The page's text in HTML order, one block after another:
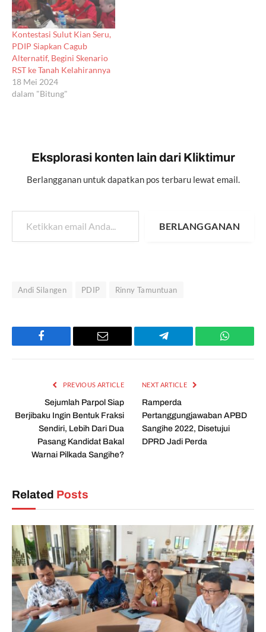
Kontestasi Sulut Kian Seru,
PDIP Siapkan Cagub
Alternatif, Begini Skenario
RST ke Tanah Kelahirannya
18 Mei 2024
dalam "Bitung"
Eksplorasi konten lain dari Kliktimur
Berlangganan untuk dapatkan pos terbaru lewat email.
Ketikkan email Anda...
BERLANGGANAN
Andi Silangen PDIP Rinny Tamuntuan
Facebook Email Telegram
PREVIOUS ARTICLE
Sejumlah Parpol Siap
Berjibaku Ingin Bentuk Fraksi
Sendiri, Lebih Dari Dua
Pasang Kandidat Bakal
Warnai Pilkada Sangihe?
NEXT ARTICLE
Ramperda
Pertanggungjawaban APBD
Sangihe 2022, Disetujui
DPRD Jadi Perda
Related Posts